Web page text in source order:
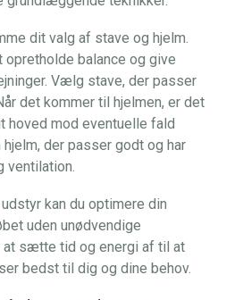
dit valg af stave og hjelm.
balance og give
Vælg stave, der passer
det kommer til hjelmen, er det
hoved mod eventuelle fald
der passer godt og har
kan du optimere din
uden unødvendige
at sætte tid og energi af til at
bedst til dig og dine behov.